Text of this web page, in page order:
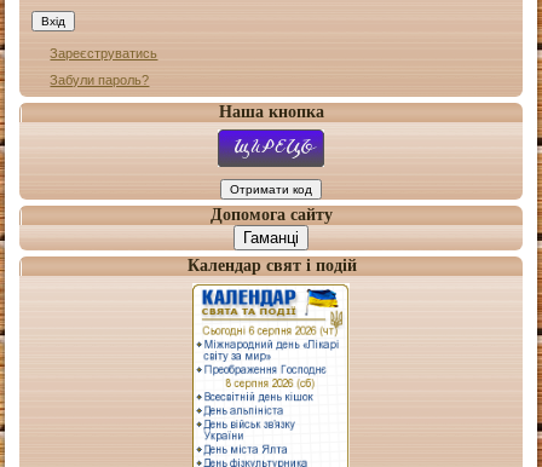
Зареєструватись
Забули пароль?
Наша кнопка
Допомога сайту
Гаманці
Календар свят і подій